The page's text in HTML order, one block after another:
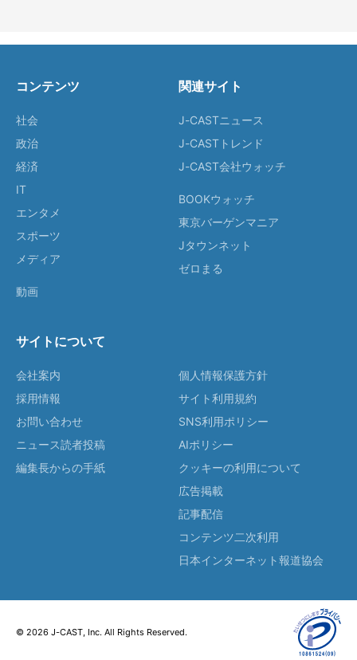
コンテンツ
社会
政治
経済
IT
エンタメ
スポーツ
メディア
動画
関連サイト
J-CASTニュース
J-CASTトレンド
J-CAST会社ウォッチ
BOOKウォッチ
東京バーゲンマニア
Jタウンネット
ゼロまる
サイトについて
会社案内
採用情報
お問い合わせ
ニュース読者投稿
編集長からの手紙
個人情報保護方針
サイト利用規約
SNS利用ポリシー
AIポリシー
クッキーの利用について
広告掲載
記事配信
コンテンツ二次利用
日本インターネット報道協会
© 2026 J-CAST, Inc. All Rights Reserved.